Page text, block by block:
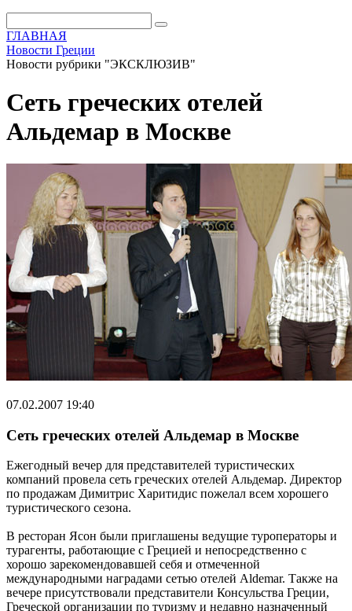
ГЛАВНАЯ
Новости Греции
Новости рубрики "ЭКСКЛЮЗИВ"
Cеть греческих отелей
Альдемар в Москве
07.02.2007 19:40
Cеть греческих отелей Альдемар в Москве
Ежегодный вечер для представителей туристических
компаний провела сеть греческих отелей Альдемар. Директор
по продажам Димитрис Харитидис пожелал всем хорошего
туристического сезона.
В ресторан Ясон были приглашены ведущие туроператоры и
турагенты, работающие с Грецией и непосредственно с
хорошо зарекомендовавшей себя и отмеченной
международными наградами сетью отелей Aldemar. Также на
вечере присутствовали представители Консульства Греции,
Греческой организации по туризму и недавно назначенный